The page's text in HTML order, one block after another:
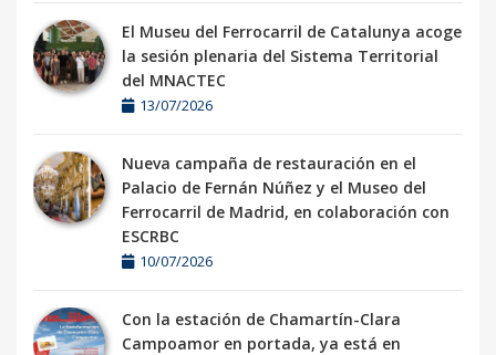
El Museu del Ferrocarril de Catalunya acoge
la sesión plenaria del Sistema Territorial
del MNACTEC
13/07/2026
Nueva campaña de restauración en el
Palacio de Fernán Núñez y el Museo del
Ferrocarril de Madrid, en colaboración con
ESCRBC
10/07/2026
Con la estación de Chamartín-Clara
Campoamor en portada, ya está en